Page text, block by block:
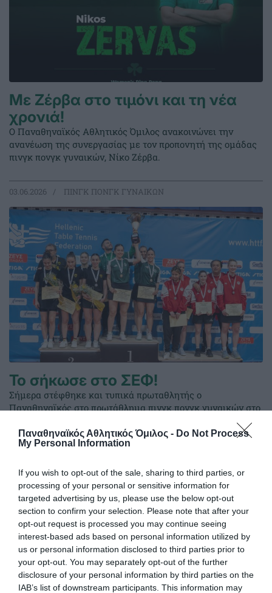
Παναθηναϊκός Αθλητικός Όμιλος - Do Not Process
My Personal Information
If you wish to opt-out of the sale, sharing to third parties, or
processing of your personal or sensitive information for
targeted advertising by us, please use the below opt-out
section to confirm your selection. Please note that after your
opt-out request is processed you may continue seeing
interest-based ads based on personal information utilized by
us or personal information disclosed to third parties prior to
your opt-out. You may separately opt-out of the further
disclosure of your personal information by third parties on the
IAB’s list of downstream participants. This information may
Με Ζέρβα στο τιμόνι και τη νέα
χρονιά!
Ο Παναθηναϊκός Αθλητικός Όμιλος ανακοινώνει την
ανανέωση της συνεργασίας με τον προπονητή της ομάδας
πινγκ πονγκ γυναικών, Νίκο Ζέρβα.
03.06.2026 ΠΙΝΓΚ ΠΟΝΓΚ ΓΥΝΑΙΚΩΝ
Το σήκωσε στο ΣΕΦ!
Σήμερα στέφθηκε και τυπικά πρωταθλητής ο
Παναθηναϊκός στο πρωτάθλημα πινγκ πονγκ γυναικών στο
ΣΕΦ έπειτα από 52 χρόνια. Στη δεύτερη θέση τερμάτισαν οι
άνδρες.
22.05.2026 ΠΙΝΓΚ ΠΟΝΓΚ ΓΥΝΑΙΚΩΝ